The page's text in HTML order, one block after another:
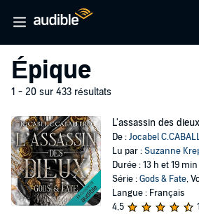
Épique
1 - 20 sur 433 résultats
L'assassin des dieux
De :Jocabel
Lu par :Suzanne
Durée : 13 h et 19 min
Série :Gods & Fate,
Langue : Français
4,5